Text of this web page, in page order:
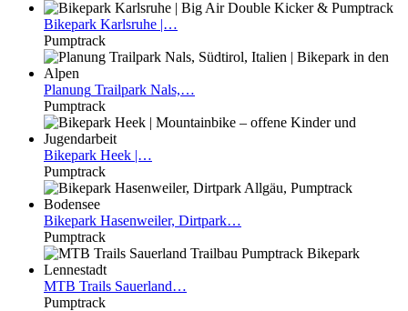
Bikepark Karlsruhe |…
Pumptrack
Planung Trailpark Nals,…
Pumptrack
Bikepark Heek |…
Pumptrack
Bikepark Hasenweiler, Dirtpark…
Pumptrack
MTB Trails Sauerland…
Pumptrack